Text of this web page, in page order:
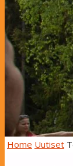
Search
Search for:
Sotungin
Skip to content
Home Uutiset